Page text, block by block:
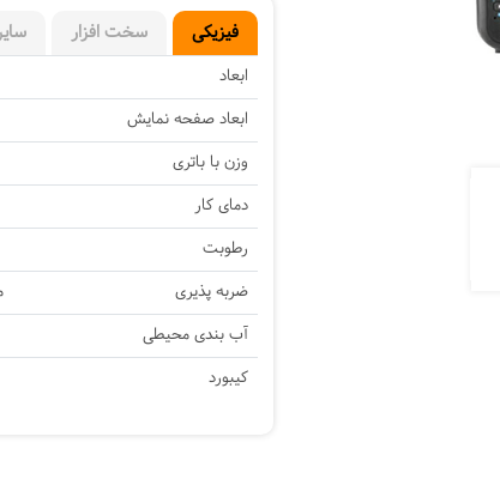
فیزیکی سخت افزار
ابعاد
ابعاد صفحه نمایش
وزن با باتری
دمای کار
رطوبت
ضربه پذیری
آب بندی محیطی
کیبورد